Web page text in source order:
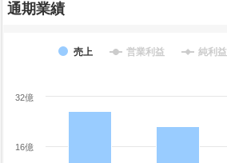
通期業績
売上 営業利益 純利益
16億
32億